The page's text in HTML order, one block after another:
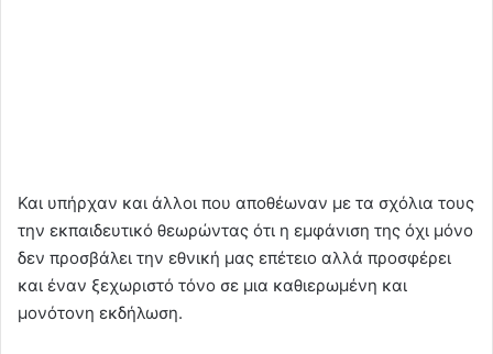
Και υπήρχαν και άλλοι που αποθέωναν με τα σχόλια τους
την εκπαιδευτικό θεωρώντας ότι η εμφάνιση της όχι μόνο
δεν προσβάλει την εθνική μας επέτειο αλλά προσφέρει
και έναν ξεχωριστό τόνο σε μια καθιερωμένη και
μονότονη εκδήλωση.